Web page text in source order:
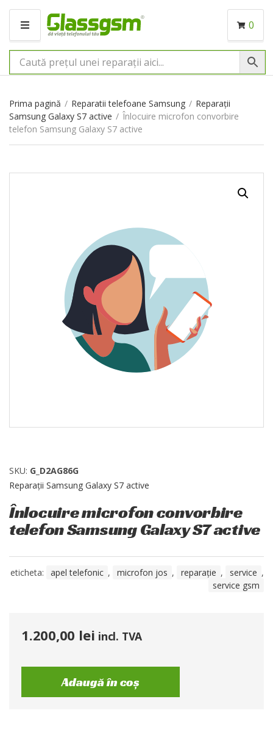
M
N
I
0
Prima pagină / Reparatii telefoane Samsung / Reparații
Samsung Galaxy S7 active / Înlocuire microfon convorbire
telefon Samsung Galaxy S7 active
SKU: G_D2AG86G
Reparații Samsung Galaxy S7 active
Înlocuire microfon convorbire
telefon Samsung Galaxy S7 active
eticheta: apel telefonic , microfon jos , reparație , service ,
service gsm
1.200,00 lei incl. TVA
Adaugă în coș